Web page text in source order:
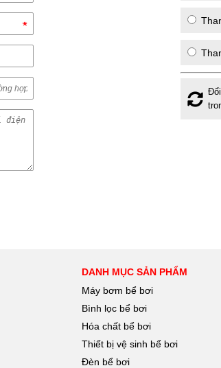
DANH MỤC SẢN PHẨM
Máy bơm bể bơi
Bình lọc bể bơi
Hóa chất bể bơi
Thiết bị vệ sinh bể bơi
Đèn bể bơi